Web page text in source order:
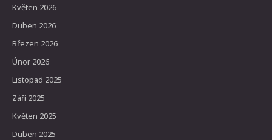
Květen 2026
Duben 2026
Březen 2026
Únor 2026
Listopad 2025
Září 2025
Květen 2025
Duben 2025